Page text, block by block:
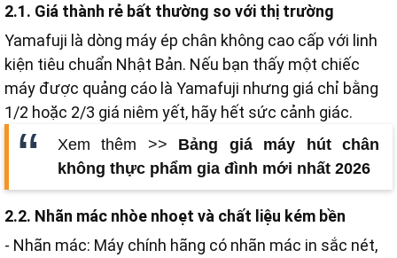
2.1. Giá thành rẻ bất thường so với thị trường
Yamafuji là dòng máy ép chân không cao cấp với linh
kiện tiêu chuẩn Nhật Bản. Nếu bạn thấy một chiếc
máy được quảng cáo là Yamafuji nhưng giá chỉ bằng
1/2 hoặc 2/3 giá niêm yết, hãy hết sức cảnh giác.
Xem thêm >> Bảng giá máy hút chân
không thực phẩm gia đình mới nhất 2026
2.2. Nhãn mác nhòe nhoẹt và chất liệu kém bền
- Nhãn mác: Máy chính hãng có nhãn mác in sắc nét,